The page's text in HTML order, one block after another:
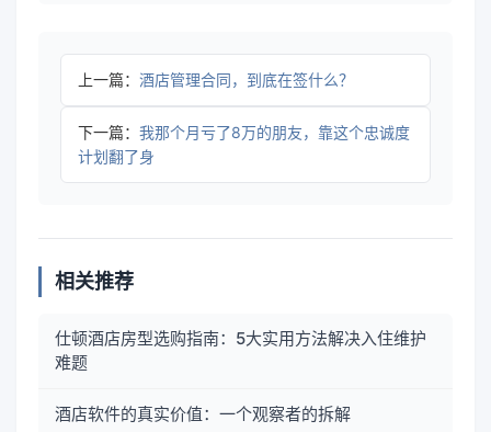
上一篇： 酒店管理合同，到底在签什么？
下一篇： 我那个月亏了8万的朋友，靠这个忠诚度
计划翻了身
相关推荐
仕顿酒店房型选购指南：5大实用方法解决入住维护
难题
酒店软件的真实价值：一个观察者的拆解